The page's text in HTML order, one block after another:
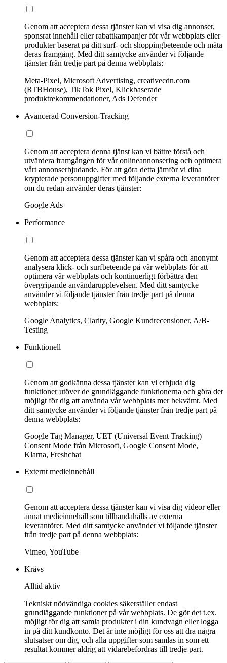
Genom att acceptera dessa tjänster kan vi visa dig annonser,
sponsrat innehåll eller rabattkampanjer för vår webbplats eller
produkter baserat på ditt surf- och shoppingbeteende och mäta
deras framgång. Med ditt samtycke använder vi följande
tjänster från tredje part på denna webbplats:
Meta-Pixel, Microsoft Advertising, creativecdn.com
(RTBHouse), TikTok Pixel, Klickbaserade
produktrekommendationer, Ads Defender
Avancerad Conversion-Tracking
Genom att acceptera denna tjänst kan vi bättre förstå och
utvärdera framgången för vår onlineannonsering och optimera
vårt annonserbjudande. För att göra detta jämför vi dina
krypterade personuppgifter med följande externa leverantörer
om du redan använder deras tjänster:
Google Ads
Performance
Genom att acceptera dessa tjänster kan vi spåra och anonymt
analysera klick- och surfbeteende på vår webbplats för att
optimera vår webbplats och kontinuerligt förbättra den
övergripande användarupplevelsen. Med ditt samtycke
använder vi följande tjänster från tredje part på denna
webbplats:
Google Analytics, Clarity, Google Kundrecensioner, A/B-
Testing
Funktionell
Genom att godkänna dessa tjänster kan vi erbjuda dig
funktioner utöver de grundläggande funktionerna och göra det
möjligt för dig att använda vår webbplats mer bekvämt. Med
ditt samtycke använder vi följande tjänster från tredje part på
denna webbplats:
Google Tag Manager, UET (Universal Event Tracking)
Consent Mode från Microsoft, Google Consent Mode,
Klarna, Freshchat
Externt medieinnehåll
Genom att acceptera dessa tjänster kan vi visa dig videor eller
annat medieinnehåll som tillhandahålls av externa
leverantörer. Med ditt samtycke använder vi följande tjänster
från tredje part på denna webbplats:
Vimeo, YouTube
Krävs
Alltid aktiv
Tekniskt nödvändiga cookies säkerställer endast
grundläggande funktioner på vår webbplats. De gör det t.ex.
möjligt för dig att samla produkter i din kundvagn eller logga
in på ditt kundkonto. Det är inte möjligt för oss att dra några
slutsatser om dig, och alla uppgifter som samlas in som ett
resultat kommer aldrig att vidarebefordras till tredje part.